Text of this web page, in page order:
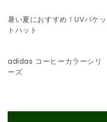
暑い夏におすすめ！UVバケッ
トハット
adidas コーヒーカラーシリ
ーズ